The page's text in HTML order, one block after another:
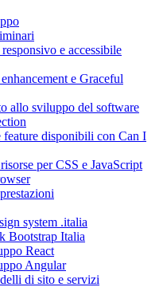
e accessibile
e Graceful
allo sviluppo del software
feature disponibili con Can I
per CSS e JavaScript
system .italia
Bootstrap Italia
React
Angular
di sito e servizi